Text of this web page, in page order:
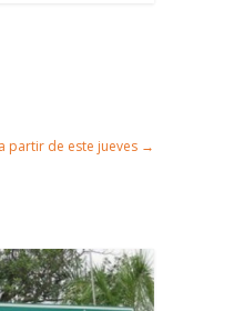
partir de este jueves →